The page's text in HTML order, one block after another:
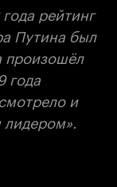
рейтинг
Путина был
произошёл
года
и